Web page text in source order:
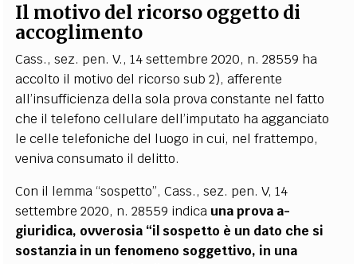
Il motivo del ricorso oggetto di
accoglimento
Cass., sez. pen. V., 14 settembre 2020, n. 28559 ha
accolto il motivo del ricorso sub 2), afferente
all’insufficienza della sola prova constante nel fatto
che il telefono cellulare dell’imputato ha agganciato
le celle telefoniche del luogo in cui, nel frattempo,
veniva consumato il delitto.
Con il lemma “sospetto”, Cass., sez. pen. V, 14
settembre 2020, n. 28559 indica una prova a-
giuridica, ovverosia “il sospetto è un dato che si
sostanzia in un fenomeno soggettivo, in una